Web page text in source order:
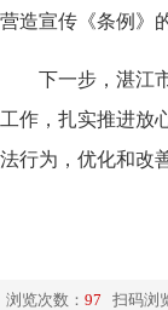
营造宣传《条例》
下一步，湛江市
工作，扎实推进放
法行为，优化和改
浏览次数： 97 扫码浏